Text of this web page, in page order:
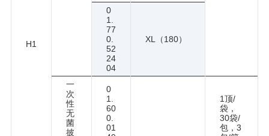
H1
0
1.
77
0.
52
24
04
XL（180）
一
次
性
无
菌
披
0
1.
60
0.
01
1顶/
袋，
30袋/
包，3